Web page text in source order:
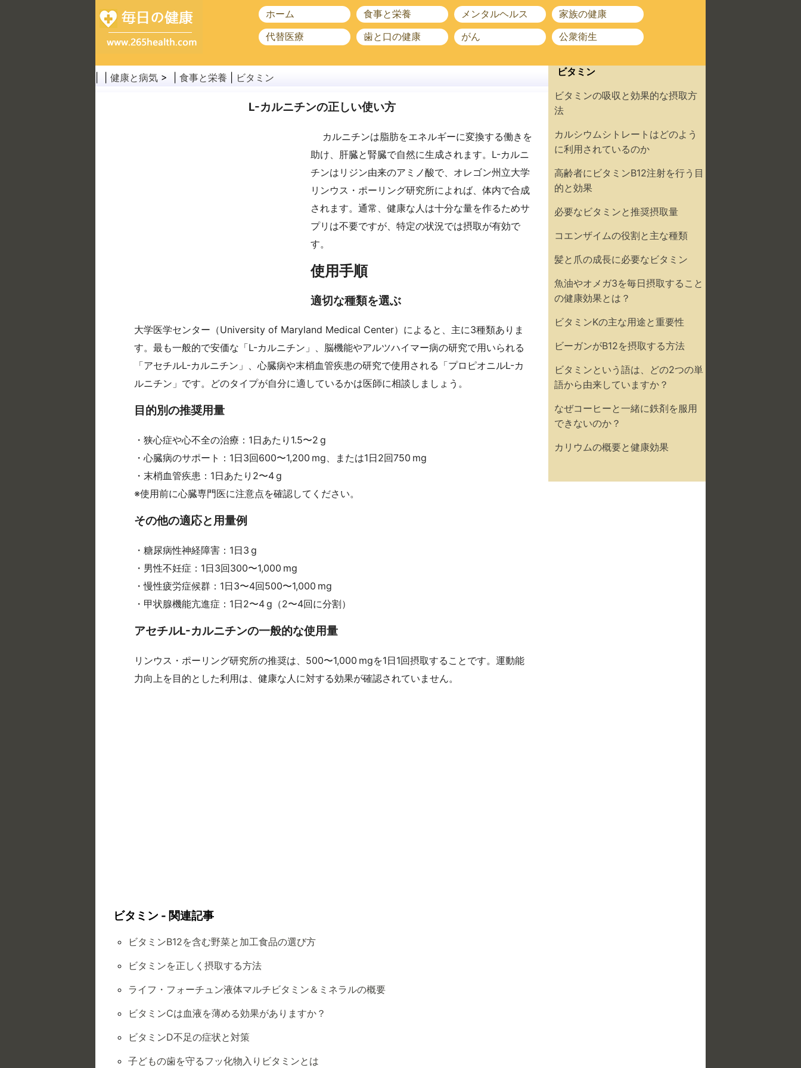
ホーム 食事と栄養 メンタルヘルス
家族の健康
代替医療
歯と口の健康 がん 公衆衛生
健康と病気 > | 食事と栄養 ビタミン
L-カルニチンの正しい使い方
カルニチンは脂肪をエネルギーに変換する働きを
助け、肝臓と腎臓で自然に生成されます。L-カルニ
チンはリジン由来のアミノ酸で、オレゴン州立大学
リンウス・ポーリング研究所によれば、体内で合成
されます。通常、健康な人は十分な量を作るためサ
プリは不要ですが、特定の状況では摂取が有効で
す。
使用手順
適切な種類を選ぶ
大学医学センター（University of Maryland Medical Center）によると、主に3種類ありま
す。最も一般的で安価な「L-カルニチン」、脳機能やアルツハイマー病の研究で用いられる
「アセチルL-カルニチン」、心臓病や末梢血管疾患の研究で使用される「プロピオニルL-カ
ルニチン」です。どのタイプが自分に適しているかは医師に相談しましょう。
目的別の推奨用量
・狭心症や心不全の治療：1日あたり1.5〜2 g
・心臓病のサポート：1日3回600〜1,200 mg、または1日2回750 mg
・末梢血管疾患：1日あたり2〜4 g
※使用前に心臓専門医に注意点を確認してください。
その他の適応と用量例
・糖尿病性神経障害：1日3 g
・男性不妊症：1日3回300〜1,000 mg
・慢性疲労症候群：1日3〜4回500〜1,000 mg
・甲状腺機能亢進症：1日2〜4 g（2〜4回に分割）
アセチルL-カルニチンの一般的な使用量
リンウス・ポーリング研究所の推奨は、500〜1,000 mgを1日1回摂取することです。運動能
力向上を目的とした利用は、健康な人に対する効果が確認されていません。
ビタミン - 関連記事
ビタミンB12を含む野菜と加工食品の選び方
ビタミンを正しく摂取する方法
ライフ・フォーチュン液体マルチビタミン＆ミネラルの概要
ビタミンCは血液を薄める効果がありますか？
ビタミンD不足の症状と対策
子どもの歯を守るフッ化物入りビタミンとは
ビタミン
ビタミンの吸収と効果的な摂取方
法
カルシウムシトレートはどのよう
に利用されているのか
高齢者にビタミンB12注射を行う目
的と効果
必要なビタミンと推奨摂取量
コエンザイムの役割と主な種類
髪と爪の成長に必要なビタミン
魚油やオメガ3を毎日摂取すること
の健康効果とは？
ビタミンKの主な用途と重要性
ビーガンがB12を摂取する方法
ビタミンという語は、どの2つの単
語から由来していますか？
なぜコーヒーと一緒に鉄剤を服用
できないのか？
カリウムの概要と健康効果